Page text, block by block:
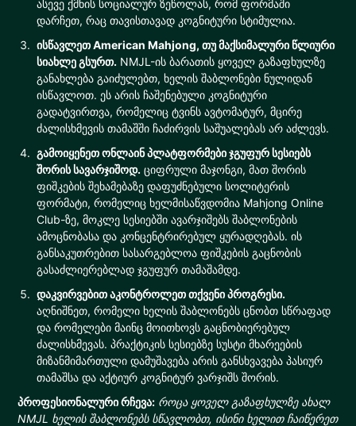
ასევე ქმნის სოციალურ ზეწოლას, რომ ფორმაში
დარჩეთ, რაც თავისთავად კოგნიტური სტიმულია.
ისწავლეთ American Mahjong, თუ მაქსიმალური წლიური
სიახლე გსურთ. NMJL-ის ბარათის ყოველ გაზაფხულზე
განახლება გაიძულებთ, ხელის შაბლონები ნულიდან
ისწავლოთ. ეს არის ჩაშენებული კოგნიტური
გადატვირთვა, რომელიც ტვინს ავტომატურ, მცირე
ძალისხმევის თამაშში ჩაძირვის საშუალებას არ აძლევს.
გამოიყენეთ ონლაინ პლატფორმები ჯგუფურ სესიებს
შორის სავარჯიშოდ. ციფრული მაჯონგი, მათ შორის
ფიშკების შეხამებაზე დაფუძნებული სოლიტერის
ფორმატი, რომელიც ხელმისაწვდომია Mahjong Online
Club-ზე, მოკლე სესიებში ავარჯიშებს შაბლონების
ამოცნობასა და კონცენტრირებულ ყურადღებას. ის
განსაკუთრებით სასარგებლოა ფიშკების გაცნობის
გასაძლიერებლად ჯგუფურ თამაშამდე.
დაკვირვებით აკონტროლეთ თქვენი პროგრესი.
აღნიშნეთ, რომელი ხელის შაბლონებს ცნობთ სწრაფად
და რომელები მაინც მოითხოვს გაცნობიერებულ
ძალისხმევას. პრაქტიკის სესიებზე სუსტი მხარეების
მიზანმიმართული დამუშავება არის განსხვავება პასიურ
თამაშსა და აქტიურ კოგნიტურ ვარჯიშს შორის.
პროფესიონალური რჩევა: როცა ყოველ გაზაფხულზე ახალ
NMJL ხელის შაბლონებს სწავლობთ, ისინი ხელით ჩაიწერეთ